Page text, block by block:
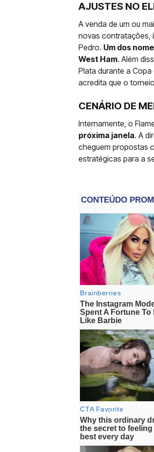
AJUSTES NO
A venda de um ou
novas contratações,
Pedro. Um dos
West Ham. Além
Plata durante a
acredita que o
CENÁRIO DE
Internamente, o
próxima janela. A
cheguem propostas
estratégicas para a